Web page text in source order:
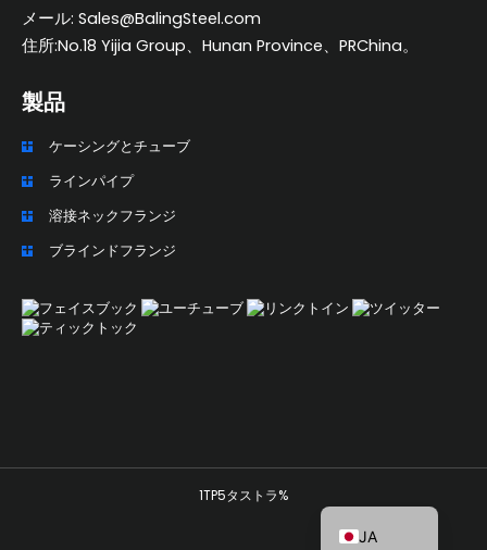
メール: Sales@BalingSteel.com
住所:No.18 Yijia Group、Hunan Province、PRChina。
製品
ケーシングとチューブ
ラインパイプ
溶接ネックフランジ
ブラインドフランジ
1TP5タストラ%
JA
DE
KO